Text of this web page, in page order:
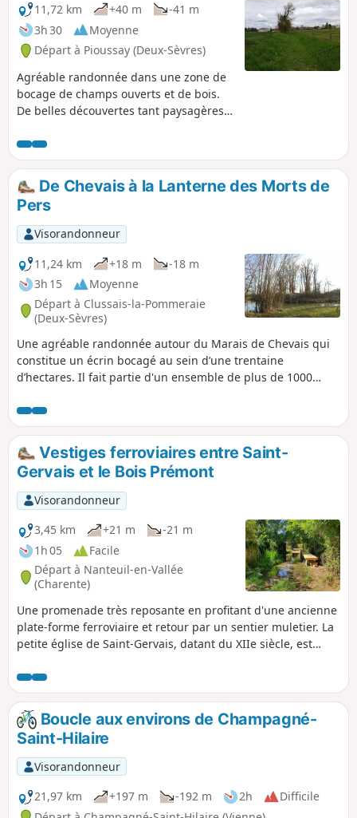
11,72 km
+40 m
-41 m
3h 30
Moyenne
Départ à Pioussay (Deux-Sèvres)
Agréable randonnée dans une zone de
bocage de champs ouverts et de bois.
De belles découvertes tant paysagères
autres, le magnifique château de Jouhé
et l'église de Pioussay avec ses fresques
murales. Dans les villages traversés, de
belles demeures traditionnelles
restaurées ou en cours de restauration.
De Chevais à la Lanterne des Morts de
Pers
Visorandonneur
11,24 km
+18 m
-18 m
3h 15
Moyenne
Départ à Clussais-la-Pommeraie
(Deux-Sèvres)
Une agréable randonnée autour du Marais de Chevais qui
constitue un écrin bocagé au sein d’une trentaine
d’hectares. Il fait partie d'un ensemble de plus de 1000
plusieurs espèces de landes et de prairies humides. En tant
que zone humide il joue un rôle important pour le maintien
de la biodiversité. Des fontaines-lavoirs remarquables
émaillent ce parcours ainsi que la Lanterne des Morts de
Pers et ses tombeaux mérovingiens.
Vestiges ferroviaires entre Saint-
Gervais et le Bois Prémont
Visorandonneur
3,45 km
+21 m
-21 m
1h 05
Facile
Départ à Nanteuil-en-Vallée
(Charente)
Une promenade très reposante en profitant d'une ancienne
plate-forme ferroviaire et retour par un sentier muletier. La
petite église de Saint-Gervais, datant du XIIe siècle, est
Boucle aux environs de Champagné-
Saint-Hilaire
Visorandonneur
21,97 km
+197 m -192 m 2h
Difficile